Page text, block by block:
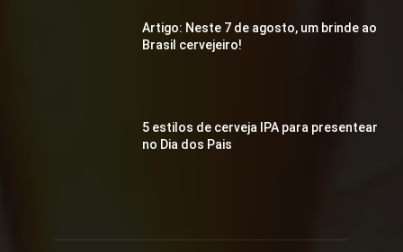
Artigo: Neste 7 de agosto, um brinde ao
Brasil cervejeiro!
5 estilos de cerveja IPA para presentear
no Dia dos Pais